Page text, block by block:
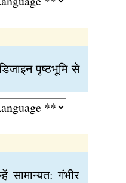
पृष्ठभूमि से
सामान्यत: गंभीर